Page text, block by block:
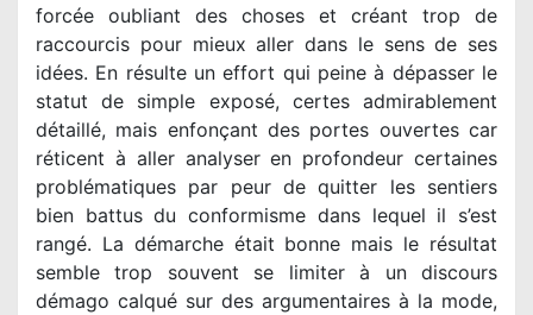
forcée oubliant des choses et créant trop de
raccourcis pour mieux aller dans le sens de ses
idées. En résulte un effort qui peine à dépasser le
statut de simple exposé, certes admirablement
détaillé, mais enfonçant des portes ouvertes car
réticent à aller analyser en profondeur certaines
problématiques par peur de quitter les sentiers
bien battus du conformisme dans lequel il s’est
rangé. La démarche était bonne mais le résultat
semble trop souvent se limiter à un discours
démago calqué sur des argumentaires à la mode,